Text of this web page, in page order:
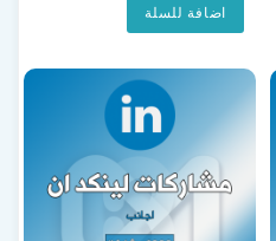
اضافة للسلة